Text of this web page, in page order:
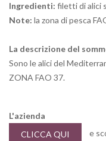
Ingredienti: filetti di alici
Note: la zona di pesca
La descrizione del
Sono le alici del
ZONA FAO 37.
L'azienda
CLICCA QUI
e